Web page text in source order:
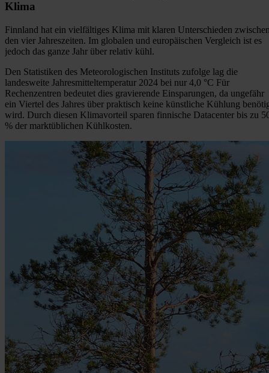
Klima
Finnland hat ein vielfältiges Klima mit klaren Unterschieden
den vier Jahreszeiten. Im globalen und europäischen Vergleich ist es
jedoch das ganze Jahr über relativ kühl.
Den Statistiken des Meteorologischen Instituts zufolge lag die
landesweite Jahresmitteltemperatur 2024 bei nur 4,0 °C Für
Rechenzentren bedeutet dies gravierende Einsparungen, da ungefähr
ein Viertel des Jahres über praktisch keine künstliche Kühlung
wird. Durch diesen Klimavorteil sparen finnische Datacenter bis zu
% der marktüblichen Kühlkosten.